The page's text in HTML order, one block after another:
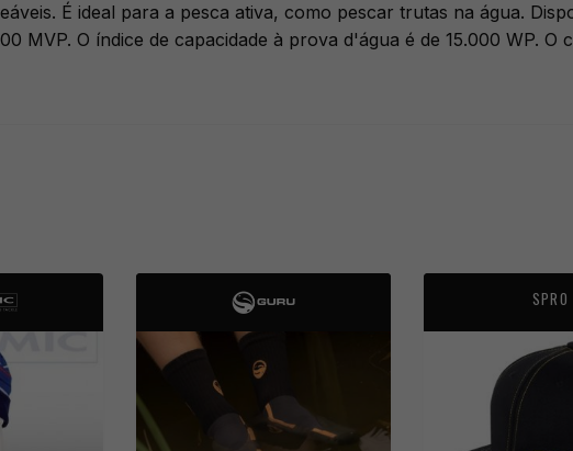
É ideal para a pesca ativa, como pescar trutas na água.
MVP. O índice de capacidade à prova d'água é de 15.000 WP. O
SPRO